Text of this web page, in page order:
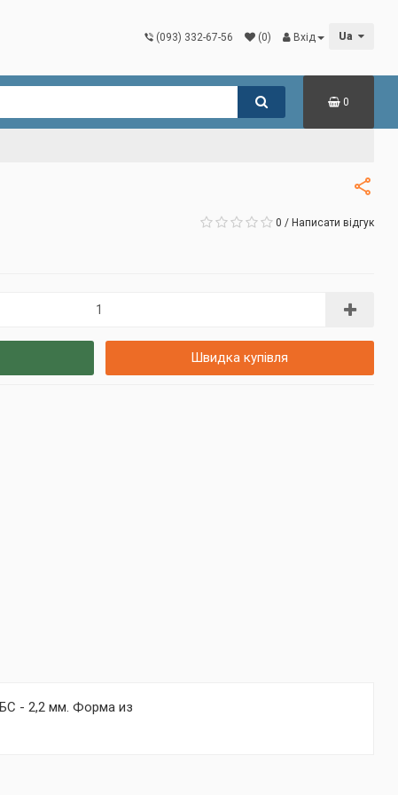
(093) 332-67-56 (0) Вхід Ua
0
0 / Написати відгук
Швидка купівля
- 2,2 мм. Форма из